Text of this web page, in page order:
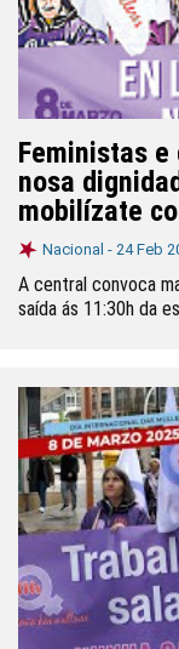
Feministas
nosa
mobilízate
Nacional - 24 Feb
A central convoca
saída ás 11:30h da